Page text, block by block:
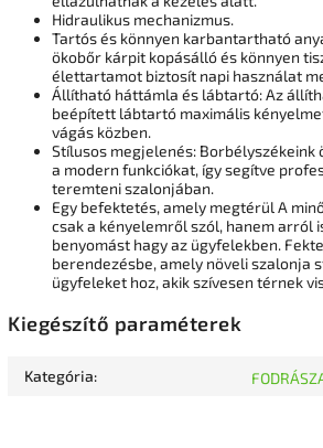
Hidraulikus mechanizmus.
Tartós és könnyen karbantartható
ökobőr kárpit kopásálló és könnyen
élettartamot biztosít napi használat
Állítható háttámla és lábtartó: Az
beépített lábtartó maximális
vágás közben.
Stílusos megjelenés: Borbélyszékeink
a modern funkciókat, így segítve
teremteni szalonjában.
Egy befektetés, amely megtérül A
csak a kényelemről szól, hanem arról
benyomást hagy az ügyfelekben.
berendezésbe, amely növeli szalonja
ügyfeleket hoz, akik szívesen térnek
Kiegészítő paraméterek
Kategória: